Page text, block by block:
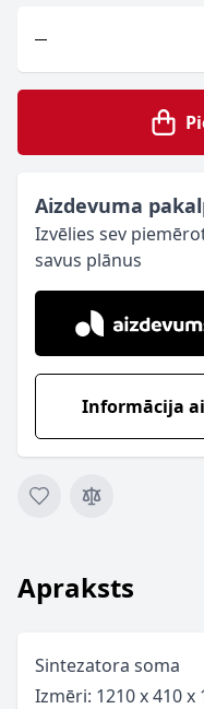
Aizdevuma
Izvēlies sev
savus plānus
Informācija
Apraksts
Sintezatora soma
Izmēri: 1210 x 410 x